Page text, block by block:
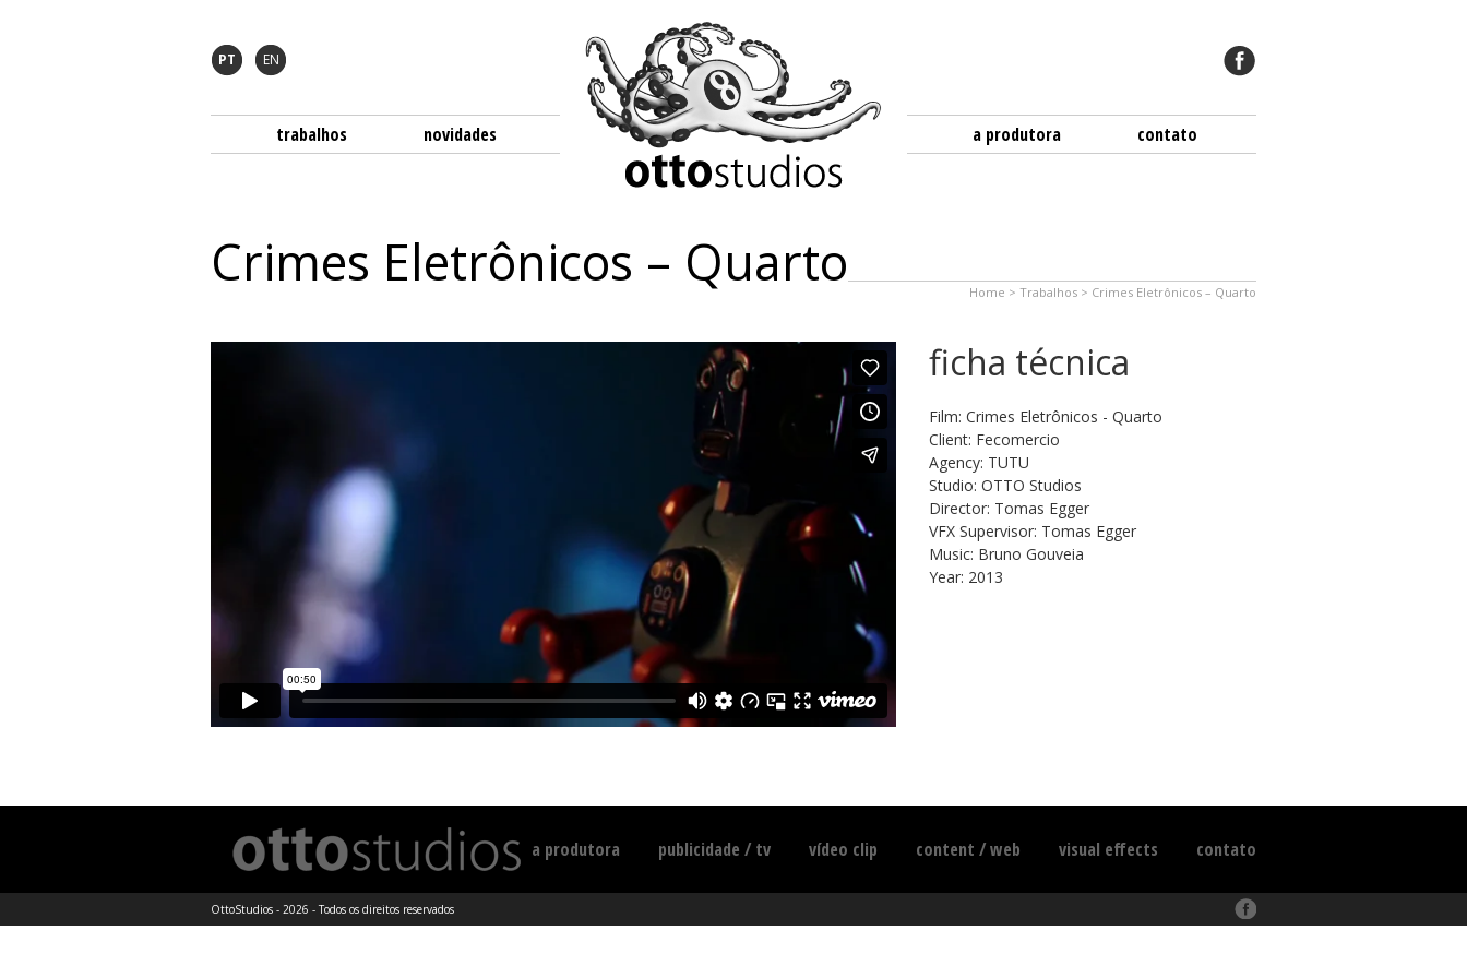
PT EN
trabalhos novidades a produtora contato
Crimes Eletrônicos – Quarto Home > Trabalhos > Crimes Eletrônicos – Quarto
ficha técnica
Film: Crimes Eletrônicos - Quarto
Client: Fecomercio
Agency: TUTU
Studio: OTTO Studios
Director: Tomas Egger
VFX Supervisor: Tomas Egger
Music: Bruno Gouveia
Year: 2013
a produtora publicidade / tv vídeo clip content / web visual effects contato
OttoStudios - 2026 - Todos os direitos reservados